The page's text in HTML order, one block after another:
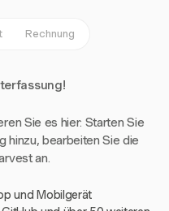
Rechnung
Sie es hier: Starten Sie
hinzu, bearbeiten Sie die
an.
und Mobilgerät